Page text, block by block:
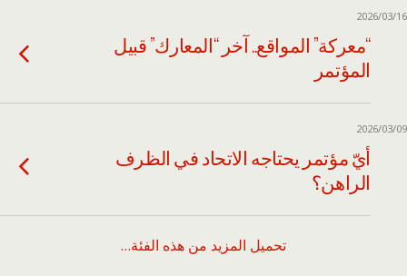
2026/03/16
“معركة” المواقع.. آخر “المعارك” قبيل
المؤتمر
2026/03/09
أيّ مؤتمر يحتاجه الاتحاد في الظرف
الراهن؟
تحميل المزيد من هذه الفئة…